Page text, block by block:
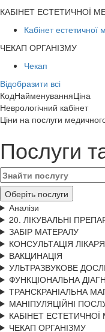
КАБІНЕТ ЕСТЕТИЧНОЇ
Кабінет естетичної
ЧЕКАП ОРГАНІЗМУ
Чекап
Відобразити всі
КодНайменуванняЦіна
Неврологічний кабінет
Цiни на послуги
Послуги
Оберіть послуги
Аналізи
20. ЛІКУВАЛЬНІ
ЗАБІР МАТЕРАЛУ
КОНСУЛЬТАЦІЯ ЛІКАРЯ
ВАКЦИНАЦІЯ
УЛЬТРАЗВУКОВЕ
ФУНКЦІОНАЛЬНА
ТРАНСКРАНІАЛЬНА
МАНІПУЛЯЦІЙНІ
КАБІНЕТ
ЧЕКАП ОРГАНІЗМУ